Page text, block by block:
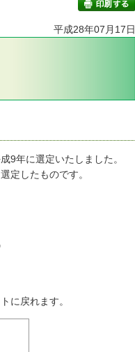
平成28年07月17日
9年に選定いたしました。
定したものです。
に戻れます。